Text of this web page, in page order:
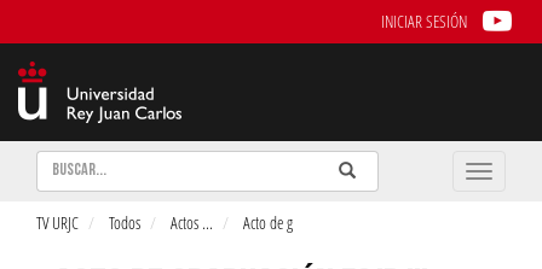
INICIAR SESIÓN
Buscar Enviar
Buscar
Toggle
TV URJC Todos Actos ... Acto de g